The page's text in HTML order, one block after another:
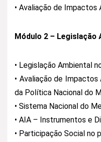
• Avaliação de
Módulo 2 – Legislação
• Legislação Ambiental
• Avaliação de
da Política Nacional do
• Sistema Nacional do
• AIA – Instrumentos e
• Participação Social no